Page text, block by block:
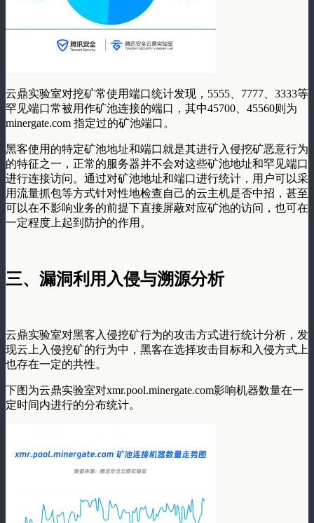
云鼎实验室对挖矿常使用端口统计发现，5555、7777、3333等
罕见端口常被用作矿池连接的端口，其中45700、45560则为
minergate.com 指定过的矿池端口。
黑客使用的特定矿池地址和端口就是其进行入侵挖矿恶意行为
的特征之一，正常的服务器并不会对这些矿池地址和罕见端口
进行连接访问。通过对矿池地址和端口进行统计，用户可以采
用流量抓包等方式针对性地检查自己的云主机是否中招，甚至
可以在不影响业务的前提下直接屏蔽对应矿池的访问，也可在
一定程度上起到防护的作用。
三、漏洞利用入侵与溯源分析
云鼎实验室对黑客入侵挖矿行为的攻击方式进行统计分析，发
现云上入侵挖矿的行为中，黑客在选择攻击目标和入侵方式上
也存在一定的共性。
下图为云鼎实验室对xmr.pool.minergate.com影响机器数量在一
定时间内进行的分布统计。